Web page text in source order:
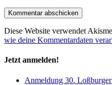
Diese Website verwendet
wie deine Kommentardaten
Jetzt anmelden!
Anmeldung 30.